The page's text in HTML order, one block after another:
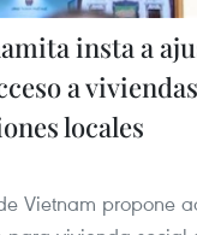
insta a
a
locales
Vietnam propone